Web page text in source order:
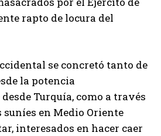
rapto de locura del
se concretó tanto de
la potencia
Turquía, como a través
en Medio Oriente
interesados en hacer caer